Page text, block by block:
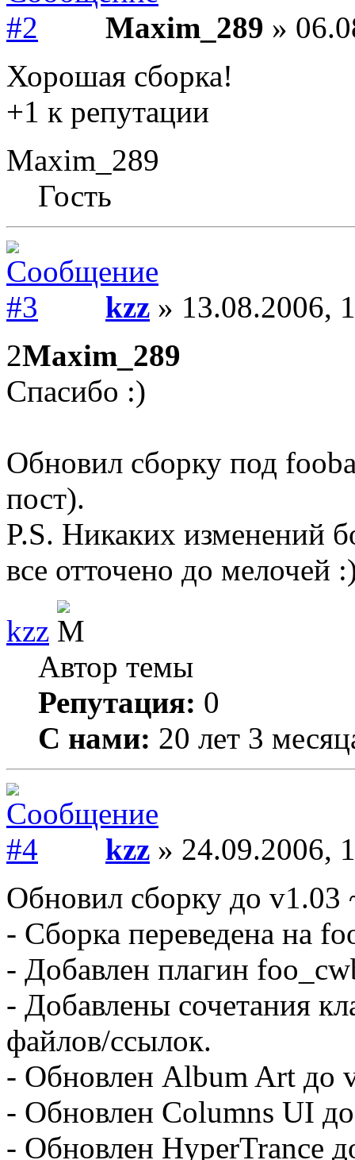
Maxim_289 »
Хорошая сборка!
+1 к репутации
Maxim_289
Гость
kzz » 13.08.2006,
2Maxim_289
Спасибо :)
Обновил сборку под
пост).
P.S. Никаких изменений
все отточено до мелочей
kzz
Автор темы
Репутация: 0
С нами: 20 лет 3
kzz » 24.09.2006,
Обновил сборку до v1.03
- Сборка переведена на
- Добавлен плагин
- Добавлены сочетания
файлов/ссылок.
- Обновлен Album Art до
- Обновлен Columns UI
- Обновлен HyperTrance